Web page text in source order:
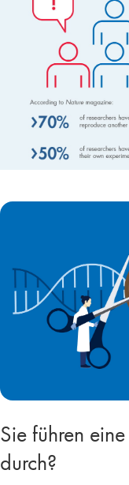
Sie führen
durch?